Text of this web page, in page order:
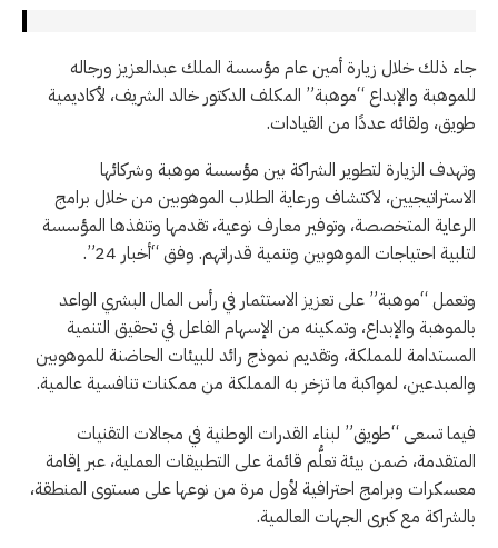
جاء ذلك خلال زيارة أمين عام مؤسسة الملك عبدالعزيز ورجاله
للموهبة والإبداع “موهبة” المكلف الدكتور خالد الشريف، لأكاديمية
طويق، ولقائه عددًا من القيادات.
وتهدف الزيارة لتطوير الشراكة بين مؤسسة موهبة وشركائها
الاستراتيجيين، لاكتشاف ورعاية الطلاب الموهوبين من خلال برامج
الرعاية المتخصصة، وتوفير معارف نوعية، تقدمها وتنفذها المؤسسة
لتلبية احتياجات الموهوبين وتنمية قدراتهم. وفق “أخبار 24”.
وتعمل “موهبة” على تعزيز الاستثمار في رأس المال البشري الواعد
بالموهبة والإبداع، وتمكينه من الإسهام الفاعل في تحقيق التنمية
المستدامة للمملكة، وتقديم نموذج رائد للبيئات الحاضنة للموهوبين
والمبدعين، لمواكبة ما تزخر به المملكة من ممكنات تنافسية عالمية.
فيما تسعى “طويق” لبناء القدرات الوطنية في مجالات التقنيات
المتقدمة، ضمن بيئة تعلُّم قائمة على التطبيقات العملية، عبر إقامة
معسكرات وبرامج احترافية لأول مرة من نوعها على مستوى المنطقة،
بالشراكة مع كبرى الجهات العالمية.